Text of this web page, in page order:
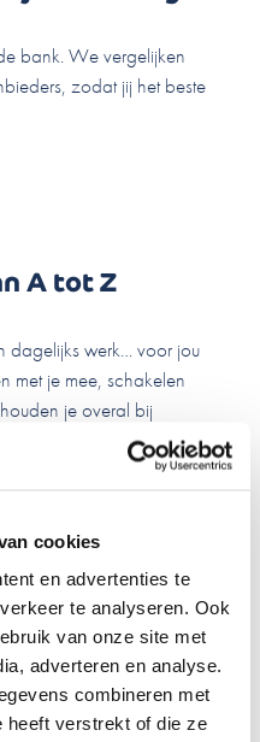
cookies
en advertenties te
te analyseren. Ook
van onze site met
adverteren en analyse.
combineren met
heeft verstrekt of die ze
bank. We vergelijken
zodat jij het beste
A tot Z
dagelijks werk… voor jou
met je mee, schakelen
je overal bij
en de omgeving.
van ons landelijke
dus.